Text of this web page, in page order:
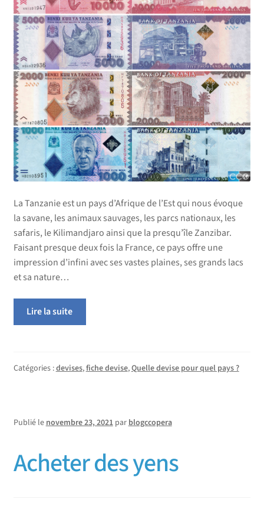
La Tanzanie est un pays d’Afrique de l’Est qui nous évoque
la savane, les animaux sauvages, les parcs nationaux, les
safaris, le Kilimandjaro ainsi que la presqu’île Zanzibar.
Faisant presque deux fois la France, ce pays offre une
impression d’infini avec ses vastes plaines, ses grands lacs
et sa nature…
Lire la suite
Catégories :devises,fiche devise,Quelle devise pour quel pays ?
Publié le novembre 23, 2021 par blogccopera
Acheter des yens